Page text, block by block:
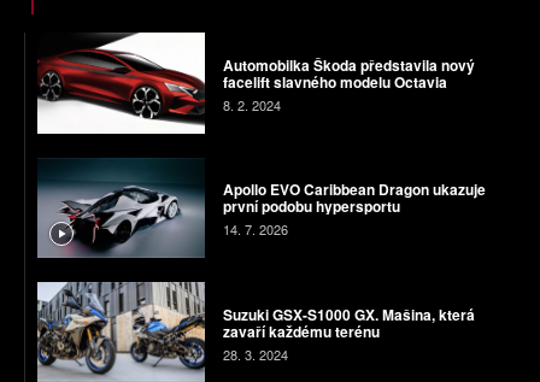
Automobilka Škoda představila nový
facelift slavného modelu Octavia
8. 2. 2024
Apollo EVO Caribbean Dragon ukazuje
první podobu hypersportu
14. 7. 2026
Suzuki GSX-S1000 GX. Mašina, která
zavaří každému terénu
28. 3. 2024